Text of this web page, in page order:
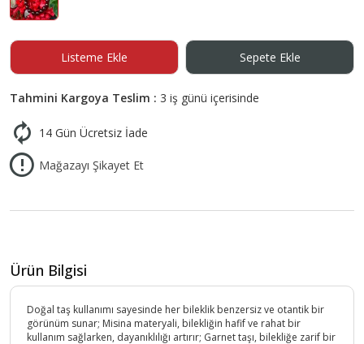
Listeme Ekle Sepete Ekle
Tahmini Kargoya Teslim : 3 iş günü içerisinde
14 Gün Ücretsiz İade
Mağazayı Şikayet Et
Ürün Bilgisi
Doğal taş kullanımı sayesinde her bileklik benzersiz ve otantik bir
görünüm sunar; Misina materyali, bilekliğin hafif ve rahat bir
kullanım sağlarken, dayanıklılığı artırır; Garnet taşı, bilekliğe zarif bir